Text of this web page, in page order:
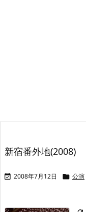
新宿番外地(2008)
 2008年7月12日  公演